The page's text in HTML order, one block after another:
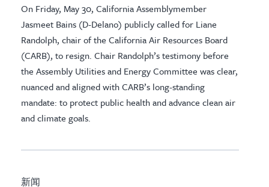
On Friday, May 30, California Assemblymember
Jasmeet Bains (D-Delano) publicly called for Liane
Randolph, chair of the California Air Resources Board
(CARB), to resign. Chair Randolph’s testimony before
the Assembly Utilities and Energy Committee was clear,
nuanced and aligned with CARB’s long-standing
mandate: to protect public health and advance clean air
and climate goals.
新闻